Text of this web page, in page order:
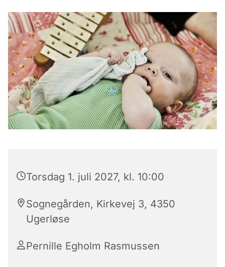
Torsdag 1. juli 2027, kl. 10:00
Sognegården, Kirkevej 3, 4350
Ugerløse
Pernille Egholm Rasmussen